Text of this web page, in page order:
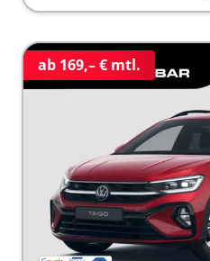
ab 169,– € mtl.